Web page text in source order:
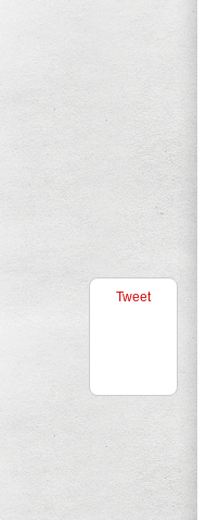
Tweet